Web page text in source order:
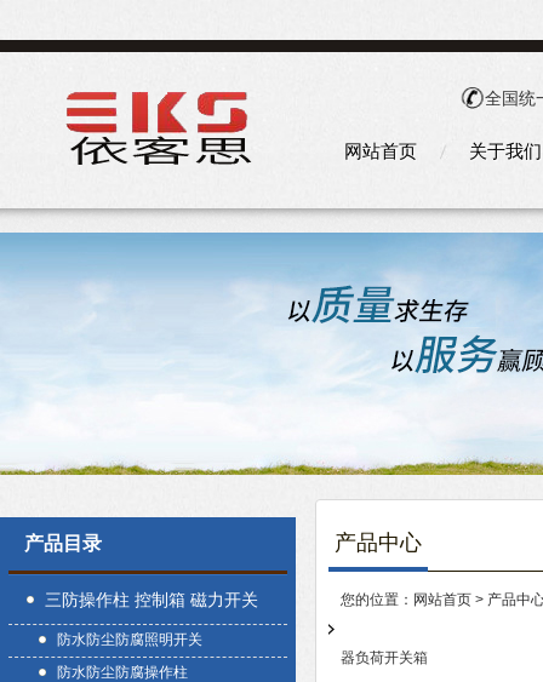
全国统
网站首页 关于我们
产品目录
三防操作柱 控制箱 磁力开关
盒防水防尘防腐照明开关
防水防尘防腐操作柱
产品中心
您的位置： 网站首页 > 产品中
器负荷开关箱